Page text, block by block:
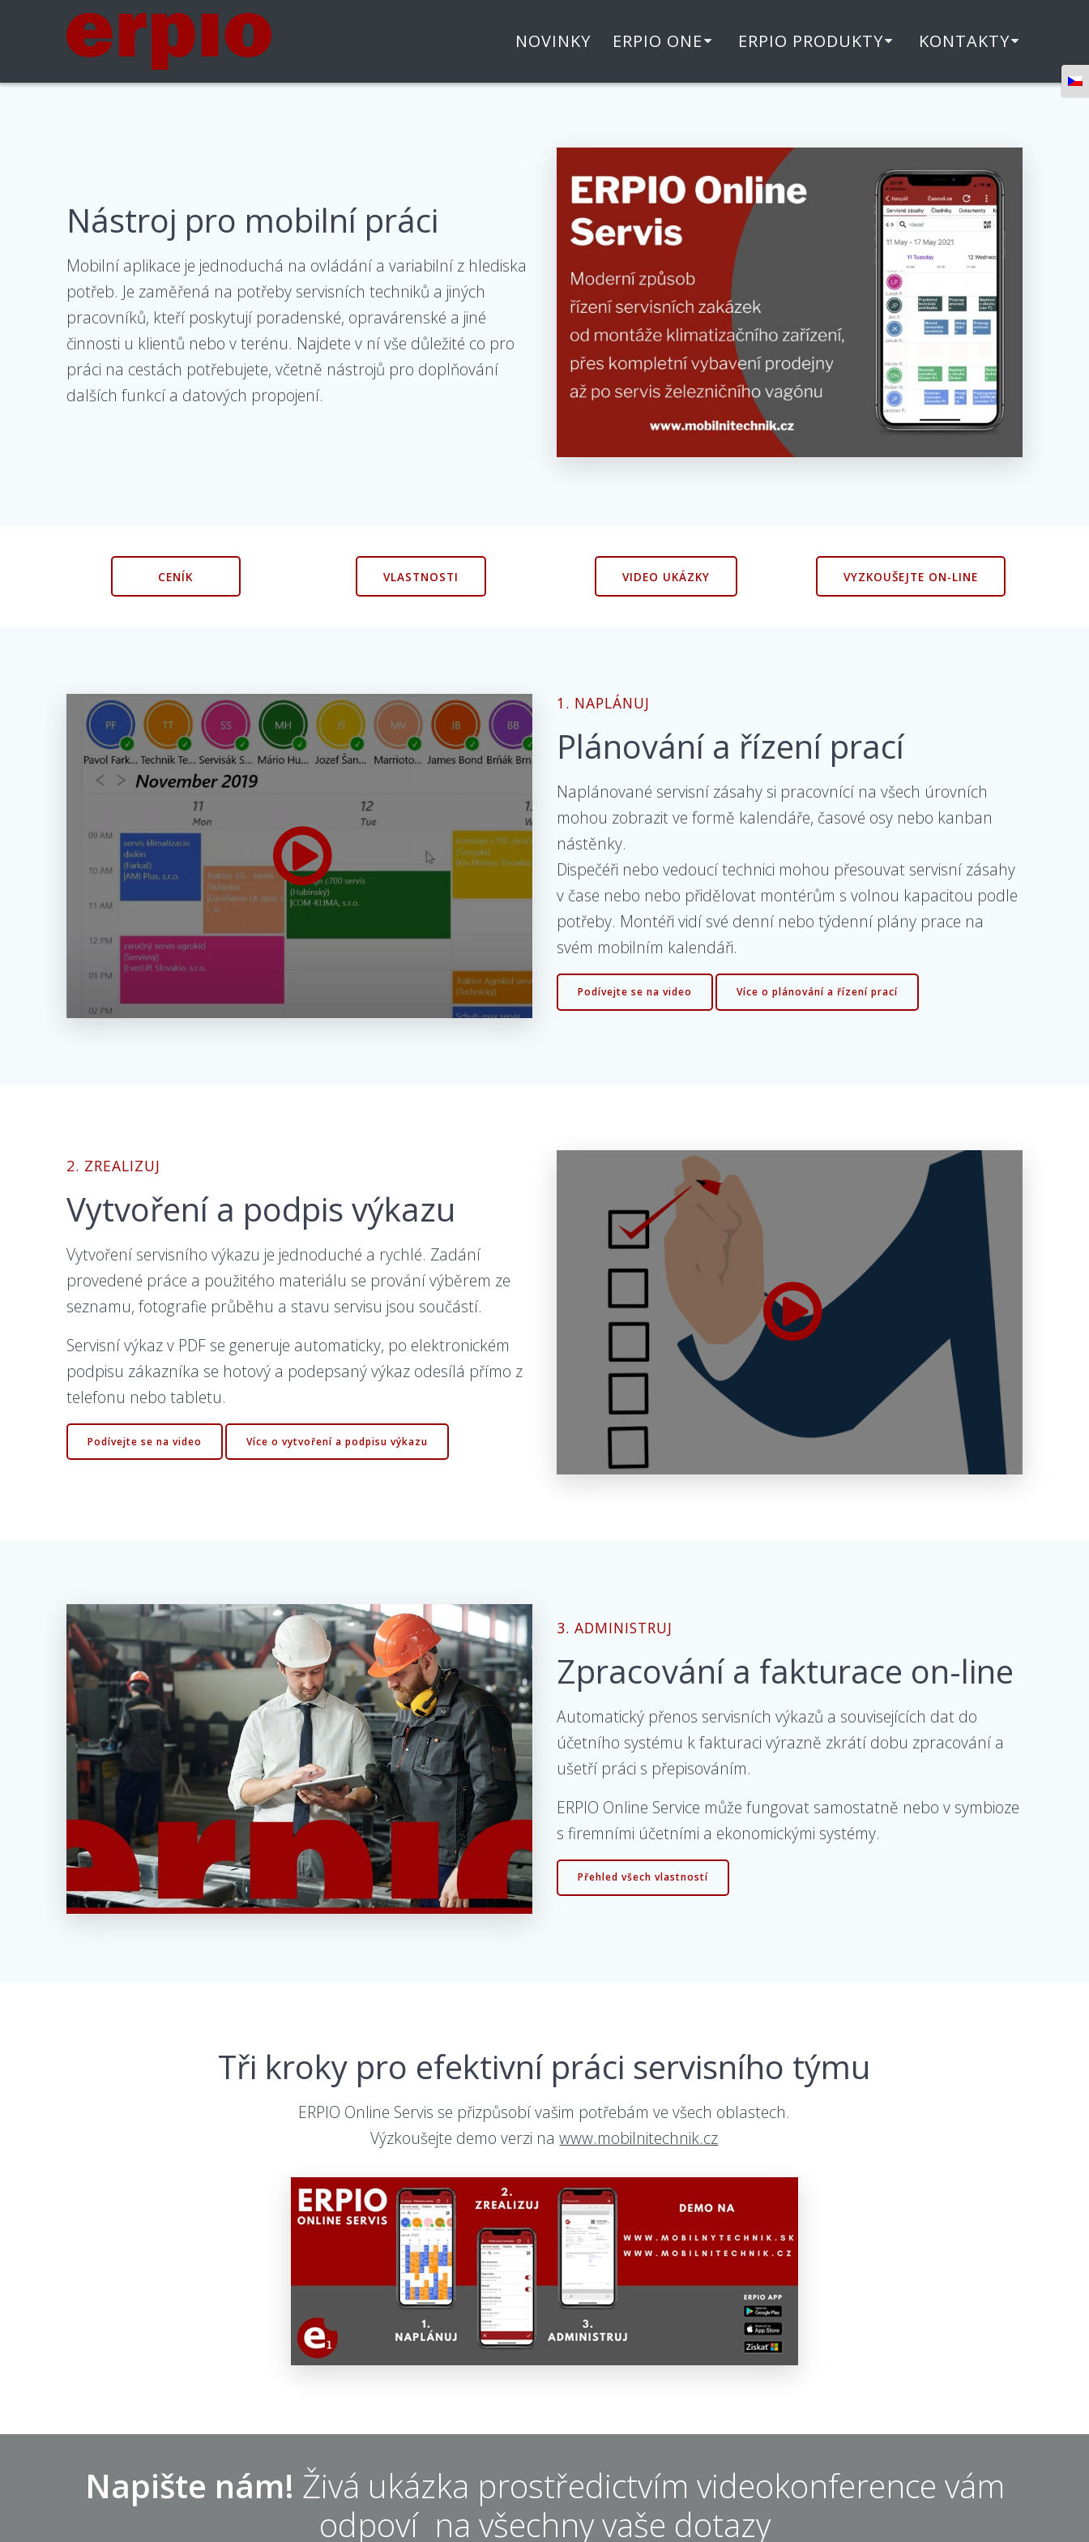
NOVINKY ERPIO ONE ERPIO PRODUKTY KONTAKTY
Nástroj pro mobilní práci
Mobilní aplikace je jednoduchá na ovládání a variabilní z hlediska
potřeb. Je zaměřená na potřeby servisních techniků a jiných
pracovníků, kteří poskytují poradenské, opravárenské a jiné
činnosti u klientů nebo v terénu. Najdete v ní vše důležité co pro
práci na cestách potřebujete, včetně nástrojů pro doplňování
dalších funkcí a datových propojení.
CENÍK VLASTNOSTI VIDEO UKÁZKY VYZKOUŠEJTE ON-LINE
1. NAPLÁNUJ
Plánování a řízení prací
Naplánované servisní zásahy si pracovnící na všech úrovních
mohou zobrazit ve formě kalendáře, časové osy nebo kanban
nástěnky.
Dispečéři nebo vedoucí technici mohou přesouvat servisní zásahy
v čase nebo nebo přidělovat montérům s volnou kapacitou podle
potřeby. Montéři vidí své denní nebo týdenní plány prace na
svém mobilním kalendáři.
Podívejte se na video Více o plánování a řízení prací
2. ZREALIZUJ
Vytvoření a podpis výkazu
Vytvoření servisního výkazu je jednoduché a rychlé. Zadání
provedené práce a použitého materiálu se prování výběrem ze
seznamu, fotografie průběhu a stavu servisu jsou součástí.
Servisní výkaz v PDF se generuje automaticky, po elektronickém
podpisu zákazníka se hotový a podepsaný výkaz odesílá přímo z
telefonu nebo tabletu.
Podívejte se na video Více o vytvoření a podpisu výkazu
3. ADMINISTRUJ
Zpracování a fakturace on-line
Automatický přenos servisních výkazů a souvisejících dat do
účetního systému k fakturaci výrazně zkrátí dobu zpracování a
ušetří práci s přepisováním.
ERPIO Online Service může fungovat samostatně nebo v symbioze
s firemními účetními a ekonomickými systémy.
Přehled všech vlastností
Tři kroky pro efektivní práci servisního týmu
ERPIO Online Servis se přizpůsobí vašim potřebám ve všech oblastech.
Výzkoušejte demo verzi nawww.mobilnitechnik.cz
Napište nám! Živá ukázka prostředictvím videokonference vám
odpoví na všechny vaše dotazy